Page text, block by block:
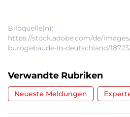
Bildquelle(n):
https://stock.adobe.com/de/
burogebaude-in-deutschland/
Verwandte Rubriken
Neueste Meldungen